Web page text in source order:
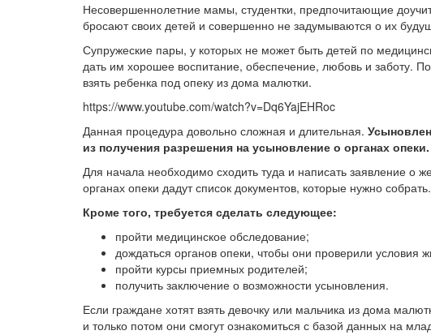
Несовершеннолетние мамы, студентки, предпочитающие
бросают своих детей и совершенно не задумываются о их
Супружеские пары, у которых не может быть детей по
дать им хорошее воспитание, обеспечение, любовь и заботу.
взять ребенка под опеку из дома малютки.
https://www.youtube.com/watch?v=Dq6YajEHRoc
Данная процедура довольно сложная и длительная.
из получения разрешения на усыновление о органах опеки.
Для начала необходимо сходить туда и написать заявление о
органах опеки дадут список документов, которые нужно собрать.
Кроме того, требуется сделать следующее:
пройти медицинское обследование;
дождаться органов опеки, чтобы они проверили условия
пройти курсы приемных родителей;
получить заключение о возможности усыновления.
Если граждане хотят взять девочку или мальчика из дома
и только потом они смогут ознакомиться с базой данных на